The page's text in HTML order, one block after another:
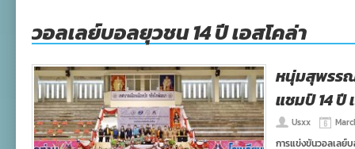
วอลเลย์บอลยุวชน 14 ปี เอสโคล่า
หนุ่มสุพรร
แชมป์ 14 ปี
Usxx
การแข่งขันวอลเลย์บ